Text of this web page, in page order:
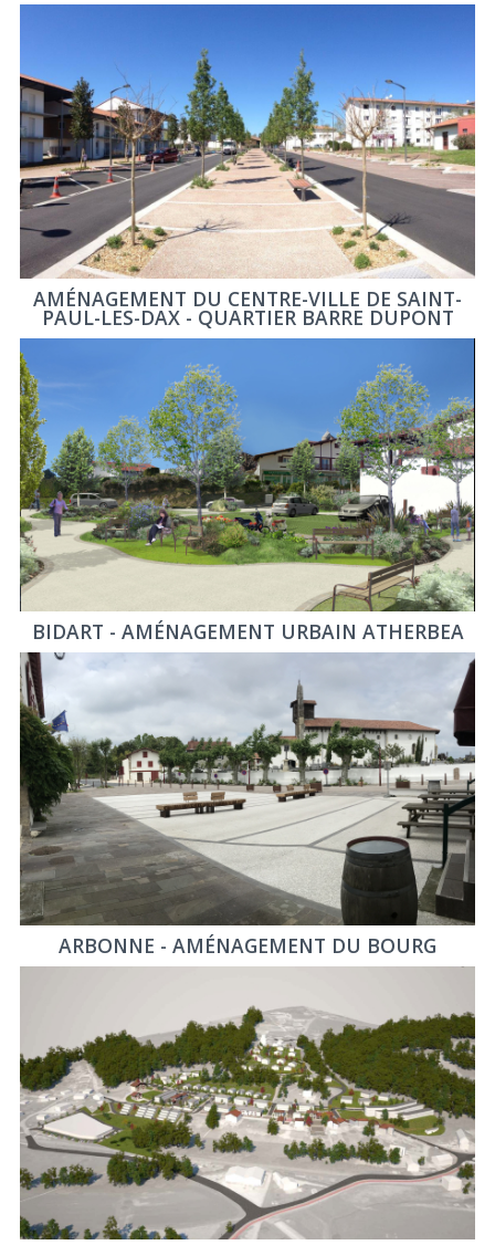
AMÉNAGEMENT DU CENTRE-VILLE DE SAINT-
PAUL-LES-DAX - QUARTIER BARRE DUPONT
BIDART - AMÉNAGEMENT URBAIN ATHERBEA
ARBONNE - AMÉNAGEMENT DU BOURG